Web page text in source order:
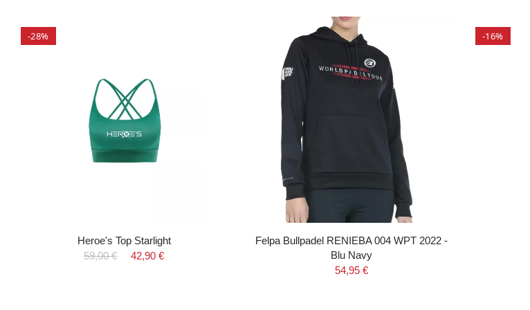
-28%
Heroe's Top Starlight
59,00 €
42,90 €
Felpa Bullpadel RENIEBA 004 WPT 2022 -
Blu Navy
54,95 €
-16%